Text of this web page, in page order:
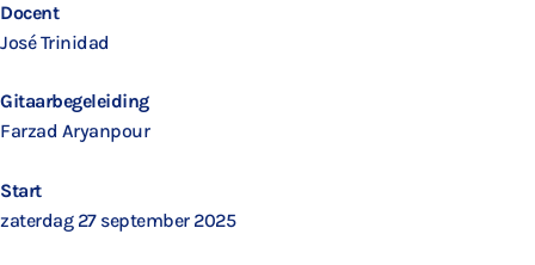
Docent
José Trinidad
Gitaarbegeleiding
Farzad Aryanpour
Start
zaterdag 27 september 2025